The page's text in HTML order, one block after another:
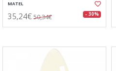
MATEL
35,24€ 50,34€ - 30%